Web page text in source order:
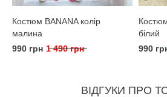
Костюм BANANA колір
малина
990 грн 1 490 грн
білий
990
ВІДГУКИ ПРО